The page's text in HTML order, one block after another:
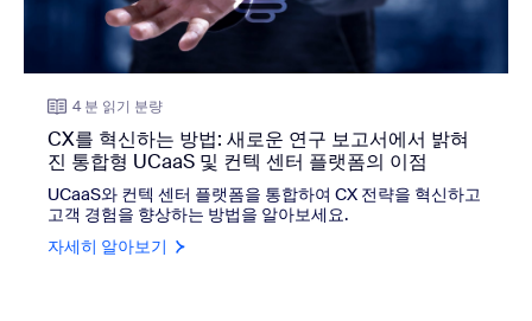
4 분 읽기 분량
CX를 혁신하는 방법: 새로운 연구 보고서에서 밝혀
진 통합형 UCaaS 및 컨텍 센터 플랫폼의 이점
UCaaS와 컨텍 센터 플랫폼을 통합하여 CX 전략을 혁신하고
고객 경험을 향상하는 방법을 알아보세요.
자세히 알아보기